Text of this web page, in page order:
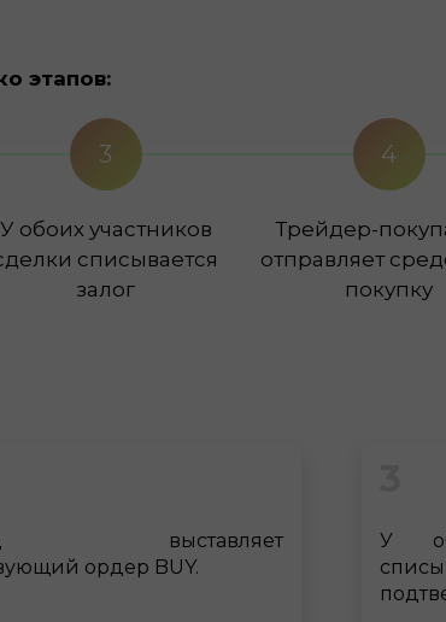
этапов:
3
У обоих участников
списывается
залог
4
Трейдер-
отправляет
покупку
выставляет
ордер BUY.
У